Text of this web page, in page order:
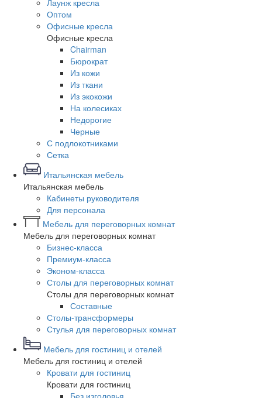
Лаунж кресла
Оптом
Офисные кресла
Офисные кресла
Chairman
Бюрократ
Из кожи
Из ткани
Из экокожи
На колесиках
Недорогие
Черные
С подлокотниками
Сетка
Итальянская мебель
Итальянская мебель
Кабинеты руководителя
Для персонала
Мебель для переговорных комнат
Мебель для переговорных комнат
Бизнес-класса
Премиум-класса
Эконом-класса
Столы для переговорных комнат
Столы для переговорных комнат
Составные
Столы-трансформеры
Стулья для переговорных комнат
Мебель для гостиниц и отелей
Мебель для гостиниц и отелей
Кровати для гостиниц
Кровати для гостиниц